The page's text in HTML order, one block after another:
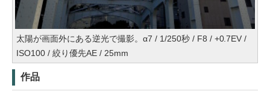
太陽が画面外にある逆光で撮影。α7 / 1/250秒 / F8 / +0.7EV /
ISO100 / 絞り優先AE / 25mm
作品